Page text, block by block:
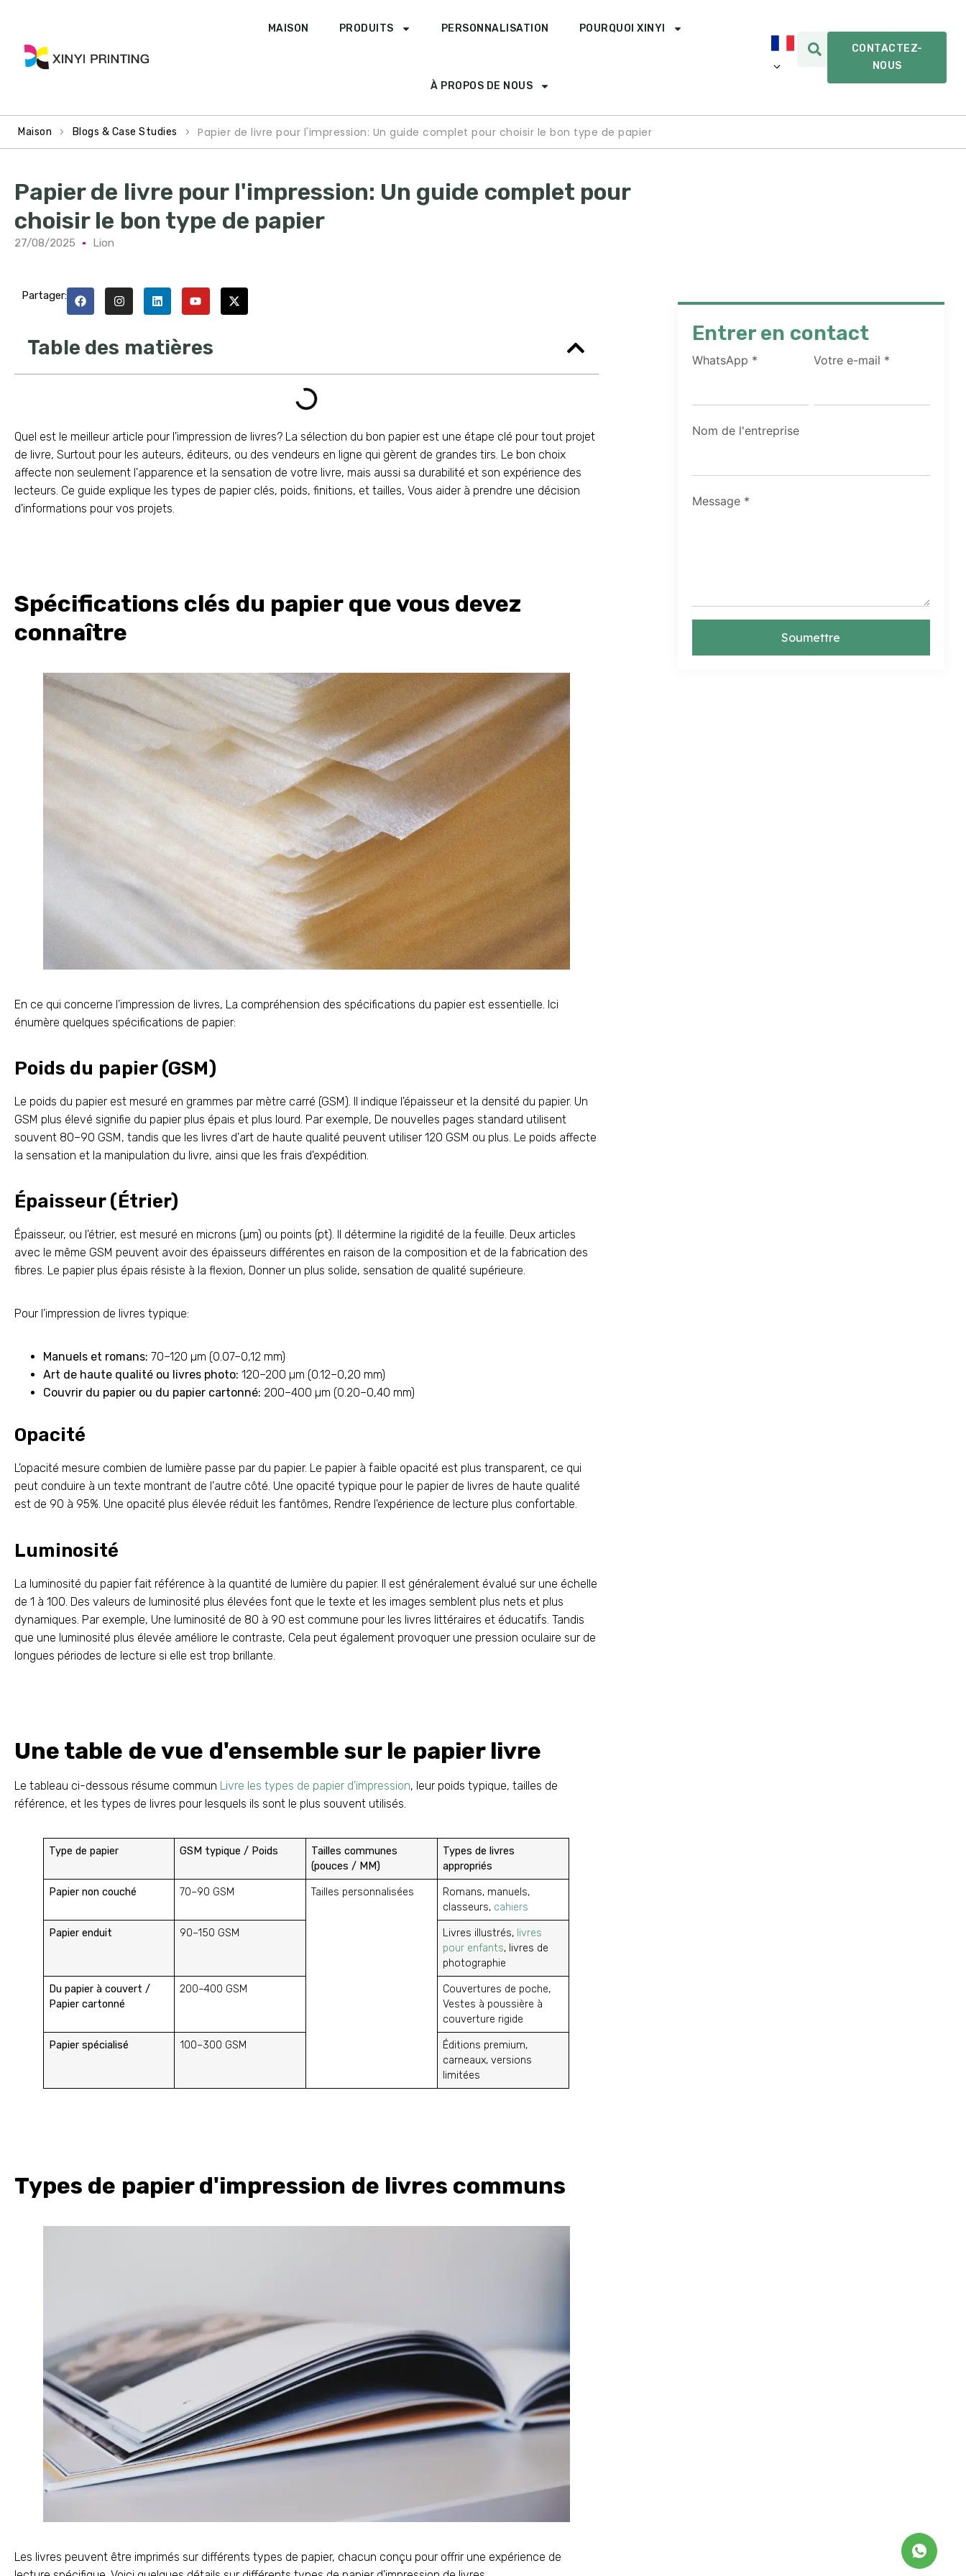
MAISON PRODUITS PERSONNALISATION POURQUOI XINYI
À PROPOS DE NOUS
CONTACTEZ-
NOUS
Maison > Blogs & Case Studies > Papier de livre pour l'impression: Un guide complet pour choisir le bon type de papier
Papier de livre pour l'impression: Un guide complet pour
choisir le bon type de papier
27/08/2025 Lion
Partager:
Table des matières
Quel est le meilleur article pour l'impression de livres? La sélection du bon papier est une étape clé pour tout projet
de livre, Surtout pour les auteurs, éditeurs, ou des vendeurs en ligne qui gèrent de grandes tirs. Le bon choix
affecte non seulement l'apparence et la sensation de votre livre, mais aussi sa durabilité et son expérience des
lecteurs. Ce guide explique les types de papier clés, poids, finitions, et tailles, Vous aider à prendre une décision
d'informations pour vos projets.
Spécifications clés du papier que vous devez
connaître
En ce qui concerne l'impression de livres, La compréhension des spécifications du papier est essentielle. Ici
énumère quelques spécifications de papier:
Poids du papier (GSM)
Le poids du papier est mesuré en grammes par mètre carré (GSM). Il indique l'épaisseur et la densité du papier. Un
GSM plus élevé signifie du papier plus épais et plus lourd. Par exemple, De nouvelles pages standard utilisent
souvent 80–90 GSM, tandis que les livres d'art de haute qualité peuvent utiliser 120 GSM ou plus. Le poids affecte
la sensation et la manipulation du livre, ainsi que les frais d'expédition.
Épaisseur (Étrier)
Épaisseur, ou l'étrier, est mesuré en microns (µm) ou points (pt). Il détermine la rigidité de la feuille. Deux articles
avec le même GSM peuvent avoir des épaisseurs différentes en raison de la composition et de la fabrication des
fibres. Le papier plus épais résiste à la flexion, Donner un plus solide, sensation de qualité supérieure.
Pour l'impression de livres typique:
Manuels et romans: 70–120 µm (0.07–0,12 mm)
Art de haute qualité ou livres photo: 120–200 µm (0.12–0,20 mm)
Couvrir du papier ou du papier cartonné: 200–400 µm (0.20–0,40 mm)
Opacité
L'opacité mesure combien de lumière passe par du papier. Le papier à faible opacité est plus transparent, ce qui
peut conduire à un texte montrant de l'autre côté. Une opacité typique pour le papier de livres de haute qualité
est de 90 à 95%. Une opacité plus élevée réduit les fantômes, Rendre l'expérience de lecture plus confortable.
Luminosité
La luminosité du papier fait référence à la quantité de lumière du papier. Il est généralement évalué sur une échelle
de 1 à 100. Des valeurs de luminosité plus élevées font que le texte et les images semblent plus nets et plus
dynamiques. Par exemple, Une luminosité de 80 à 90 est commune pour les livres littéraires et éducatifs. Tandis
que une luminosité plus élevée améliore le contraste, Cela peut également provoquer une pression oculaire sur de
longues périodes de lecture si elle est trop brillante.
Une table de vue d'ensemble sur le papier livre
Le tableau ci-dessous résume commun Livre les types de papier d'impression, leur poids typique, tailles de
référence, et les types de livres pour lesquels ils sont le plus souvent utilisés.
Type de papier GSM typique / Poids
Tailles communes
(pouces / MM)
Types de livres
appropriés
Papier non couché 70–90 GSM Tailles personnalisées
Romans, manuels,
classeurs, cahiers
Papier enduit 90–150 GSM Livres illustrés, livres
pour enfants, livres de
photographie
Du papier à couvert /
Papier cartonné
200–400 GSM
Couvertures de poche,
Vestes à poussière à
couverture rigide
Papier spécialisé 100–300 GSM
Éditions premium,
carneaux, versions
limitées
Types de papier d'impression de livres communs
Les livres peuvent être imprimés sur différents types de papier, chacun conçu pour offrir une expérience de
Entrer en contact
WhatsApp * Votre e-mail *
Nom de l'entreprise
Message *
Soumettre